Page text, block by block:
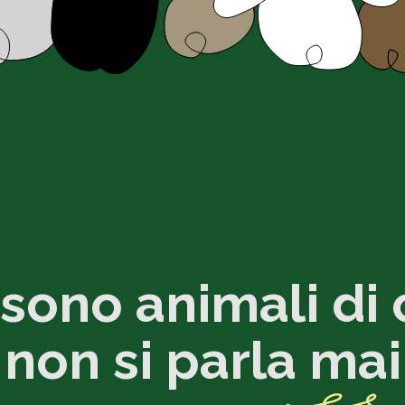
animali di
non si parla mai